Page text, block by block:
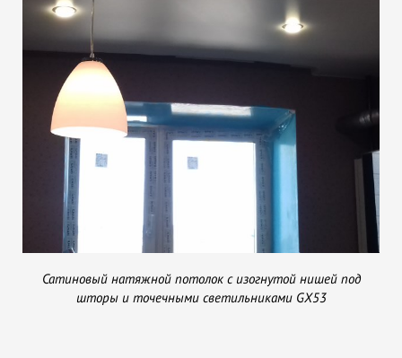
Сатиновый натяжной потолок с изогнутой нишей под
шторы и точечными светильниками GX53